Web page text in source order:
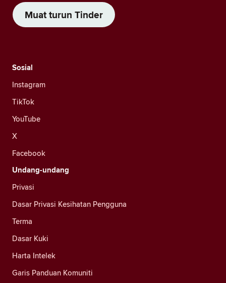
Muat turun Tinder
Sosial
Instagram
TikTok
YouTube
X
Facebook
Undang-undang
Privasi
Dasar Privasi Kesihatan Pengguna
Terma
Dasar Kuki
Harta Intelek
Garis Panduan Komuniti